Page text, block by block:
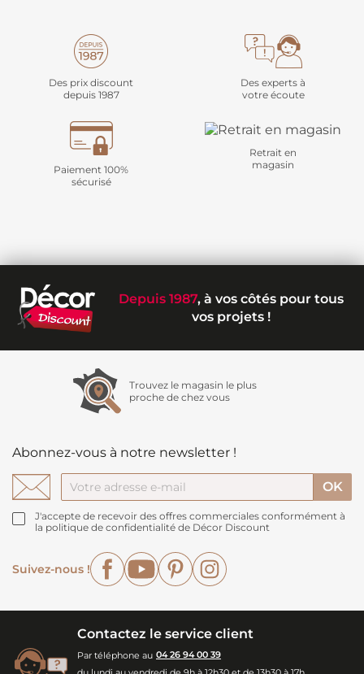
Des prix discount
depuis 1987
Des experts à
votre écoute
Paiement 100%
sécurisé
Retrait en
magasin
Depuis 1987, à vos côtés pour tous
vos projets !
Trouvez le magasin le plus
proche de chez vous
Abonnez-vous à notre newsletter !
J'accepte de recevoir des offres commerciales conformément à
la politique de confidentialité de Décor Discount
Suivez-nous !
FacebookYouTubePinterest
Contactez le service client
Par téléphone au 04 26 94 00 39